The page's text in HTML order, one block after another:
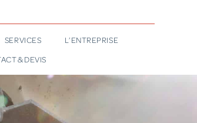
SERVICES
L’ENTREPRISE
& DEVIS